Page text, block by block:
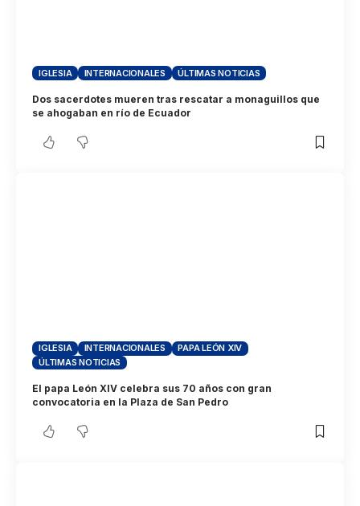
IGLESIA INTERNACIONALES ÚLTIMAS NOTICIAS
Dos sacerdotes mueren tras rescatar a monaguillos que
se ahogaban en río de Ecuador
IGLESIA INTERNACIONALES
PAPA LEÓN XIV
ÚLTIMAS NOTICIAS
El papa León XIV celebra sus 70 años con gran
convocatoria en la Plaza de San Pedro